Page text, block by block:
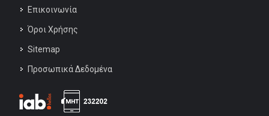
Επικοινωνία
Όροι Χρήσης
Sitemap
Προσωπικά Δεδομένα